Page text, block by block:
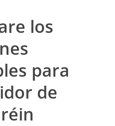
los
para
de